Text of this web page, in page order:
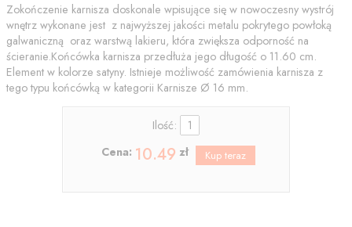
Zokończenie karnisza doskonale wpisujące się w nowoczesny wystrój
wnętrz wykonane jest z najwyższej jakości metalu pokrytego powłoką
galwaniczną oraz warstwą lakieru, która zwiększa odporność na
ścieranie.Końcówka karnisza przedłuża jego długość o 11.60 cm.
Element w kolorze satyny. Istnieje możliwość zamówienia karnisza z
tego typu końcówką w kategorii Karnisze Ø 16 mm.
Ilość:
Cena: 10.49 zł